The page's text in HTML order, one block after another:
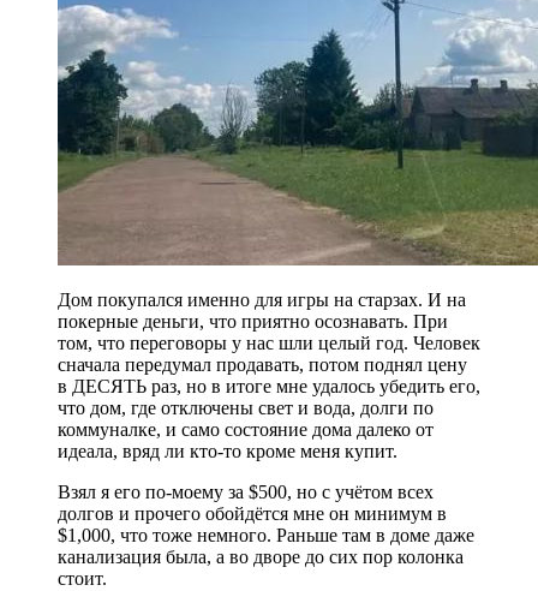
Дом покупался именно для игры на старзах. И на
покерные деньги, что приятно осознавать. При
том, что переговоры у нас шли целый год. Человек
сначала передумал продавать, потом поднял цену
в ДЕСЯТЬ раз, но в итоге мне удалось убедить его,
что дом, где отключены свет и вода, долги по
коммуналке, и само состояние дома далеко от
идеала, вряд ли кто-то кроме меня купит.
Взял я его по-моему за $500, но с учётом всех
долгов и прочего обойдётся мне он минимум в
$1,000, что тоже немного. Раньше там в доме даже
канализация была, а во дворе до сих пор колонка
стоит.